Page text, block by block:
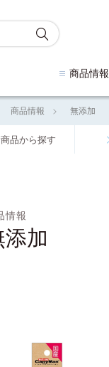
商品情報
商品情報 無添加
品から探す
情報
添加